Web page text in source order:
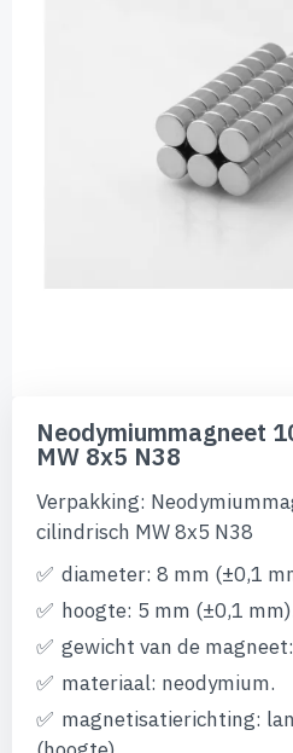
naar
begin
afbeeldingen-
Neodymiummagneet
MW 8x5 N38
Verpakking:
cilindrisch MW 8x5 N38
diameter: 8 mm (±0,1
hoogte: 5 mm (±0,1
gewicht van de
materiaal: neodymium.
magnetisatierichting: